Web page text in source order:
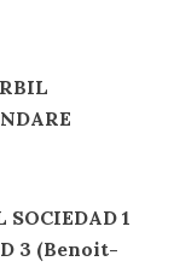
SOCIEDAD 1
3 (Benoit-